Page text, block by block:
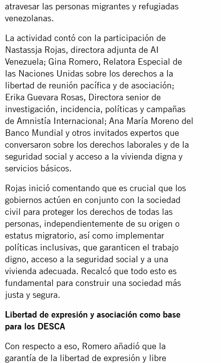
atravesar las personas migrantes y refugiadas
venezolanas.
La actividad contó con la participación de
Nastassja Rojas, directora adjunta de AI
Venezuela; Gina Romero, Relatora Especial de
las Naciones Unidas sobre los derechos a la
libertad de reunión pacífica y de asociación;
Erika Guevara Rosas, Directora senior de
investigación, incidencia, políticas y campañas
de Amnistía Internacional; Ana María Moreno del
Banco Mundial y otros invitados expertos que
conversaron sobre los derechos laborales y de la
seguridad social y acceso a la vivienda digna y
servicios básicos.
Rojas inició comentando que es crucial que los
gobiernos actúen en conjunto con la sociedad
civil para proteger los derechos de todas las
personas, independientemente de su origen o
estatus migratorio, así como implementar
políticas inclusivas, que garanticen el trabajo
digno, acceso a la seguridad social y a una
vivienda adecuada. Recalcó que todo esto es
fundamental para construir una sociedad más
justa y segura.
Libertad de expresión y asociación como base
para los DESCA
Con respecto a eso, Romero añadió que la
garantía de la libertad de expresión y libre